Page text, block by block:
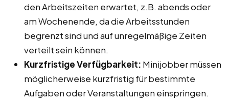
den Arbeitszeiten erwartet, z.B. abends oder
am Wochenende, da die Arbeitsstunden
begrenzt sind und auf unregelmäßige Zeiten
verteilt sein können.
Kurzfristige Verfügbarkeit: Minijobber müssen
möglicherweise kurzfristig für bestimmte
Aufgaben oder Veranstaltungen einspringen.